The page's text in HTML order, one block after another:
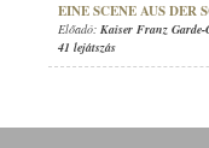
EINE SCENE AUS DER
Előadó: Kaiser Franz Garde-
41 lejátszás